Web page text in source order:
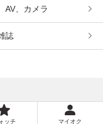
AV、カメラ
誌
ッチ マイオク